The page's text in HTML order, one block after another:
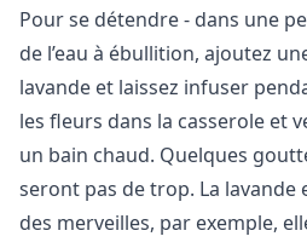
Pour se détendre - dans une
de l’eau à ébullition, ajoutez
lavande et laissez infuser
les fleurs dans la casserole et
un bain chaud. Quelques
seront pas de trop. La lavande
des merveilles, par exemple,